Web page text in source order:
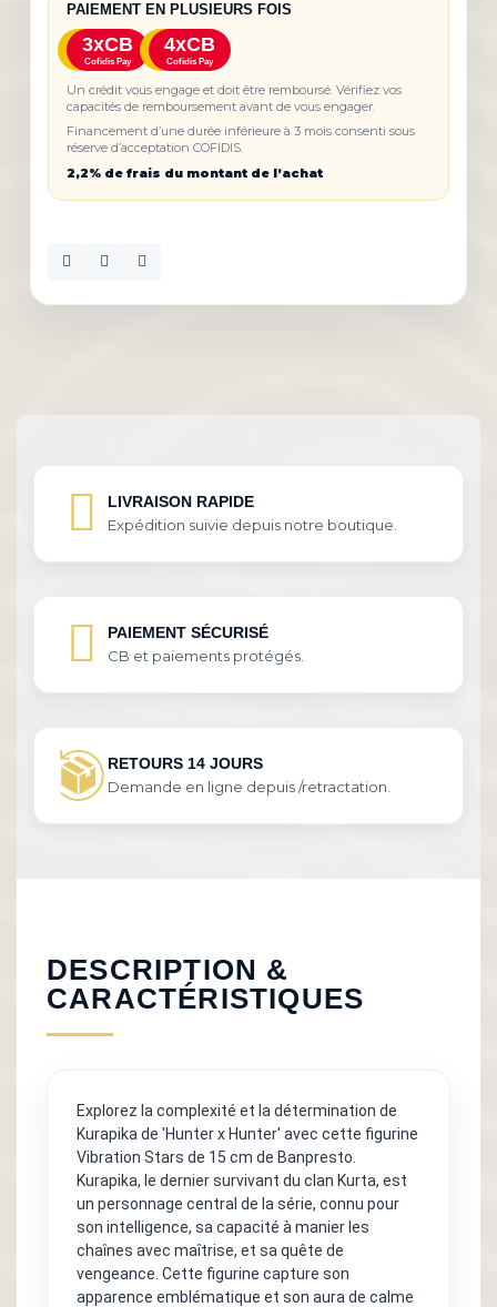
PAIEMENT EN PLUSIEURS FOIS
3xCB
Cofidis Pay
4xCB
Cofidis Pay
Un crédit vous engage et doit être remboursé. Vérifiez vos
capacités de remboursement avant de vous engager.
Financement d’une durée inférieure à 3 mois consenti sous
réserve d’acceptation COFIDIS.
2,2% de frais du montant de l’achat
LIVRAISON RAPIDE
Expédition suivie depuis notre boutique.
PAIEMENT SÉCURISÉ
CB et paiements protégés.
RETOURS 14 JOURS
Demande en ligne depuis /retractation.
DESCRIPTION &
CARACTÉRISTIQUES
Explorez la complexité et la détermination de
Kurapika de 'Hunter x Hunter' avec cette figurine
Vibration Stars de 15 cm de Banpresto.
Kurapika, le dernier survivant du clan Kurta, est
un personnage central de la série, connu pour
son intelligence, sa capacité à manier les
chaînes avec maîtrise, et sa quête de
vengeance. Cette figurine capture son
apparence emblématique et son aura de calme